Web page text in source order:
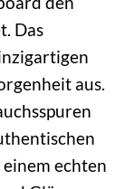
Das
aus.
echten